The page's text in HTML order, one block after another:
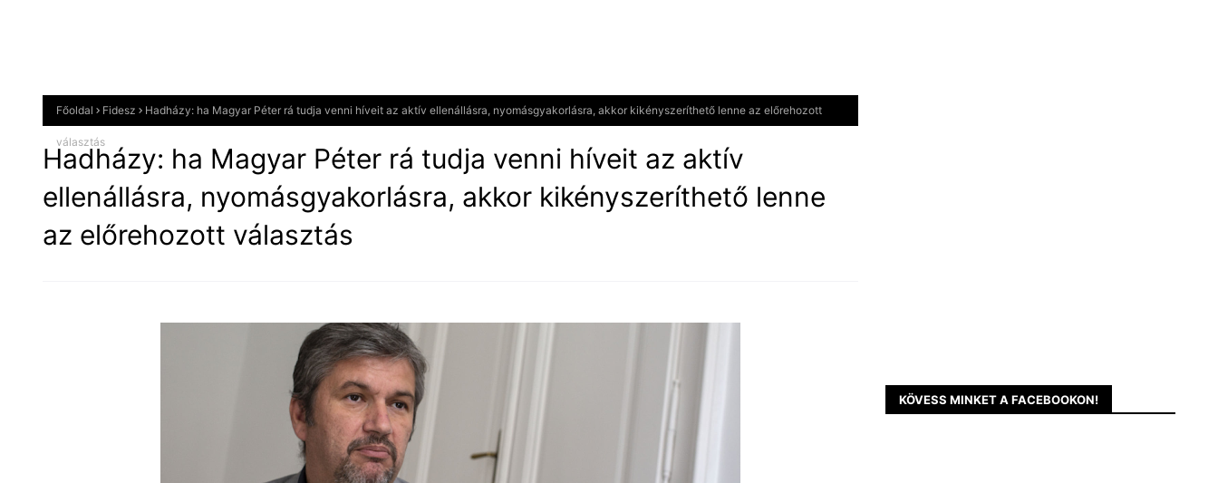
Főoldal Fidesz Hadházy: ha Magyar Péter rá tudja venni híveit az aktív ellenállásra, nyomásgyakorlásra, akkor kikényszeríthető lenne az előrehozott
választás
Hadházy: ha Magyar Péter rá tudja venni híveit az aktív
ellenállásra, nyomásgyakorlásra, akkor kikényszeríthető lenne
az előrehozott választás
KÖVESS MINKET A FACEBOOKON!